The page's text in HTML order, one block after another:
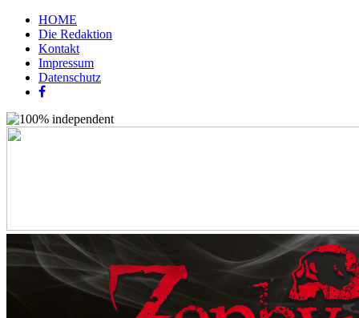
HOME
Die Redaktion
Kontakt
Impressum
Datenschutz